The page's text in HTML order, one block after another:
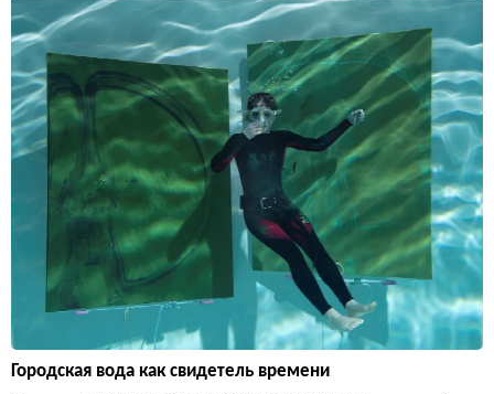
Городская вода как свидетель времени